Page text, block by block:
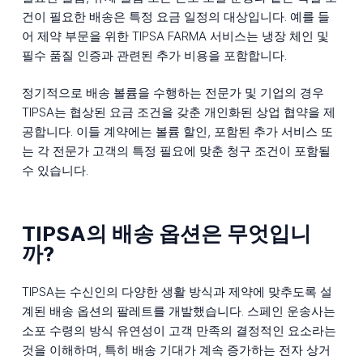
건이 필요한 배송은 특정 요금 일정의 대상입니다. 예를 들
어 제약 부문을 위한 TIPSA FARMA 서비스는 냉장 체인 및
필수 품질 인증과 관련된 추가 비용을 포함합니다.
정기적으로 배송 볼륨을 수행하는 전문가 및 기업의 경우
TIPSA는 협상된 요금 조건을 갖춘 개인화된 상업 협약을 제
공합니다. 이들 계약에는 볼륨 할인, 포함된 추가 서비스 또
는 각 전문가 고객의 특정 필요에 맞춘 청구 조건이 포함될
수 있습니다.
TIPSA의 배송 옵션은 무엇입니
까?
TIPSA는 수신인의 다양한 생활 방식과 제약에 맞추도록 설
계된 배송 옵션의 팔레트를 개발했습니다. 스페인 운송사는
소포 수령의 방식 유연성이 고객 만족의 결정적인 요소라는
것을 이해하며, 특히 배송 기대가 계속 증가하는 전자 상거